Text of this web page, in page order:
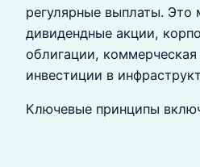
регулярные выплаты. Это
дивидендные акции,
облигации,
инвестиции в
Ключевые принципы